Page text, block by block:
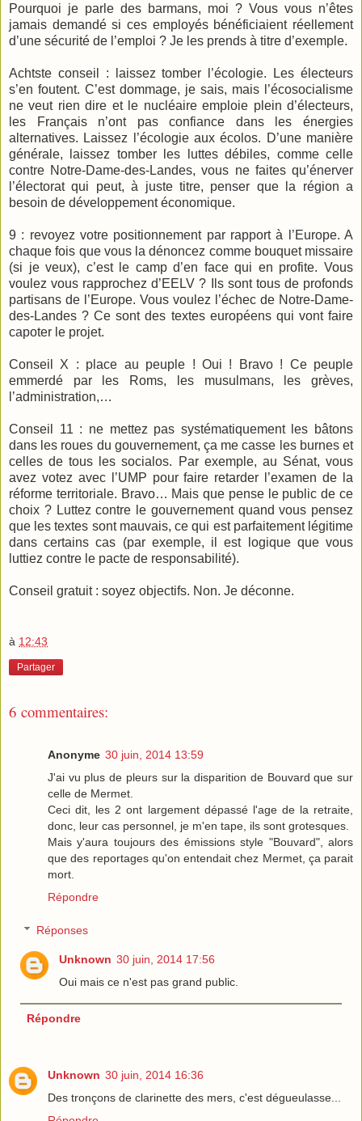
Pourquoi je parle des barmans, moi ? Vous vous n’êtes
jamais demandé si ces employés bénéficiaient réellement
d’une sécurité de l’emploi ? Je les prends à titre d’exemple.
Achtste conseil : laissez tomber l’écologie. Les électeurs
s’en foutent. C’est dommage, je sais, mais l’écosocialisme
ne veut rien dire et le nucléaire emploie plein d’électeurs,
les Français n’ont pas confiance dans les énergies
alternatives. Laissez l’écologie aux écolos. D’une manière
générale, laissez tomber les luttes débiles, comme celle
contre Notre-Dame-des-Landes, vous ne faites qu’énerver
l’électorat qui peut, à juste titre, penser que la région a
besoin de développement économique.
9 : revoyez votre positionnement par rapport à l’Europe. A
chaque fois que vous la dénoncez comme bouquet missaire
(si je veux), c’est le camp d’en face qui en profite. Vous
voulez vous rapprochez d’EELV ? Ils sont tous de profonds
partisans de l’Europe. Vous voulez l’échec de Notre-Dame-
des-Landes ? Ce sont des textes européens qui vont faire
capoter le projet.
Conseil X : place au peuple ! Oui ! Bravo ! Ce peuple
emmerdé par les Roms, les musulmans, les grèves,
l’administration,…
Conseil 11 : ne mettez pas systématiquement les bâtons
dans les roues du gouvernement, ça me casse les burnes et
celles de tous les socialos. Par exemple, au Sénat, vous
avez votez avec l’UMP pour faire retarder l’examen de la
réforme territoriale. Bravo… Mais que pense le public de ce
choix ? Luttez contre le gouvernement quand vous pensez
que les textes sont mauvais, ce qui est parfaitement légitime
dans certains cas (par exemple, il est logique que vous
luttiez contre le pacte de responsabilité).
Conseil gratuit : soyez objectifs. Non. Je déconne.
à 12:43
Partager
6 commentaires:
Anonyme 30 juin, 2014 13:59
J'ai vu plus de pleurs sur la disparition de Bouvard que sur
celle de Mermet.
Ceci dit, les 2 ont largement dépassé l'age de la retraite,
donc, leur cas personnel, je m'en tape, ils sont grotesques.
Mais y'aura toujours des émissions style "Bouvard", alors
que des reportages qu'on entendait chez Mermet, ça parait
mort.
Répondre
Réponses
Unknown 30 juin, 2014 17:56
Oui mais ce n'est pas grand public.
Répondre
Unknown 30 juin, 2014 16:36
Des tronçons de clarinette des mers, c'est dégueulasse...